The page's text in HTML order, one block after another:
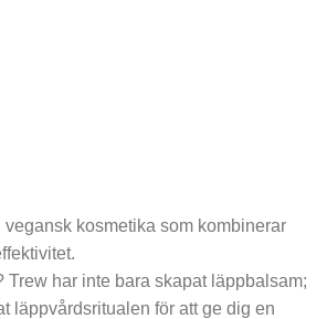
kosmetika som kombinerar
Trew har inte bara skapat läppbalsam;
läppvårdsritualen för att ge dig en